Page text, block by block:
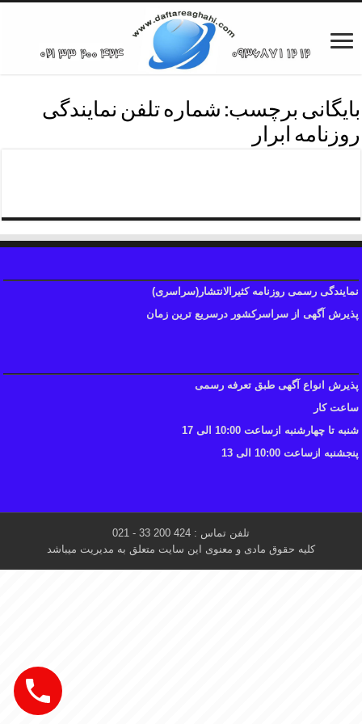
بایگانی برچسب: شماره تلفن نمایندگی
روزنامه ابرار
نمایندگی رسمی روزنامه کثیرالانتشار(سراسری)
پذیرش آگهی از سراسرکشور درسریع ترین زمان
پذیرش انواع آگهی طبق تعرفه رسمی
ساعت کار
شنبه تا چهارشنبه ازساعت 10:00 الی 17
پنجشنبه ازساعت 10:00 الی 13
تلفن تماس : 424 200 33 - 021
کلیه حقوق مادی و معنوی این سایت متعلق به مدیریت میباشد